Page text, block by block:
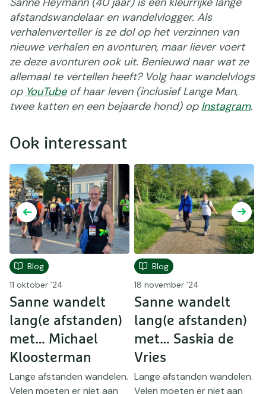
afstandswandelaar en wandelvlogger. Als
verhalenverteller is ze dol op het verzinnen van
nieuwe verhalen en avonturen, maar liever voert
ze deze avonturen ook uit. Benieuwd naar wat ze
allemaal te vertellen heeft? Volg haar wandelvlogs
op YouTubeof haar leven (inclusief Lange Man,
twee katten en een bejaarde hond) op Instagram.
Ook interessant
Blog
11 oktober `24
Sanne wandelt
lang(e afstanden)
met… Michael
Kloosterman
Lange afstanden wandelen.
Velen moeten er niet aan
Blog
18 november `24
Sanne wandelt
lang(e afstanden)
met… Saskia de
Vries
Lange afstanden wandelen.
Velen moeten er niet aan